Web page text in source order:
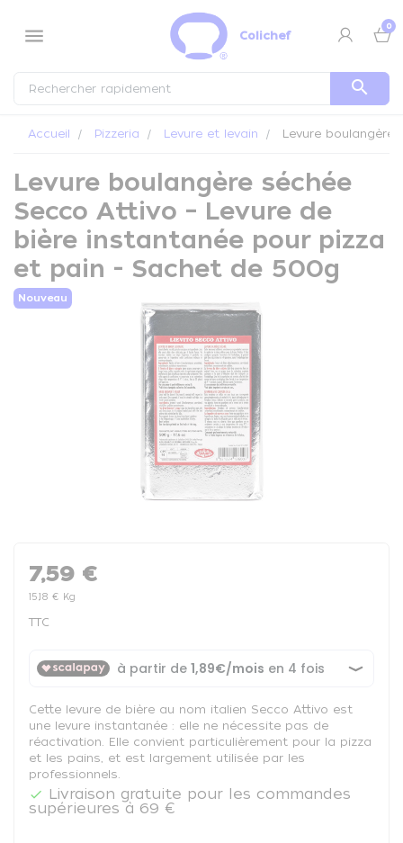
menu Colichef
0
search
Accueil Pizzeria Levure et levain Levure
Levure boulangère séchée
Secco Attivo – Levure de
bière instantanée pour pizza
et pain - Sachet de 500g
Nouveau
7,59 €
15,18 € Kg
TTC
Cette levure de bière au nom italien Secco Attivo est
une levure instantanée : elle ne nécessite pas de
réactivation. Elle convient particulièrement pour la pizza
et les pains, et est largement utilisée par les
professionnels.

Livraison gratuite pour les commandes
supérieures à 69 €